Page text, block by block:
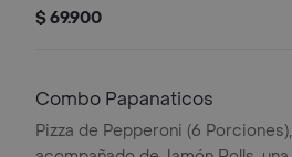
knots (8 de cada uno).
$ 69.900
Combo Papanaticos
Pizza de Pepperoni (6 Porciones),